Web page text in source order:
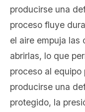
producirse una
proceso fluye
el aire empuja las
abrirlas, lo que
proceso al
producirse una
protegido, la